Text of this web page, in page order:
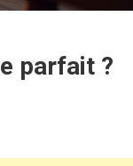
parfait ?